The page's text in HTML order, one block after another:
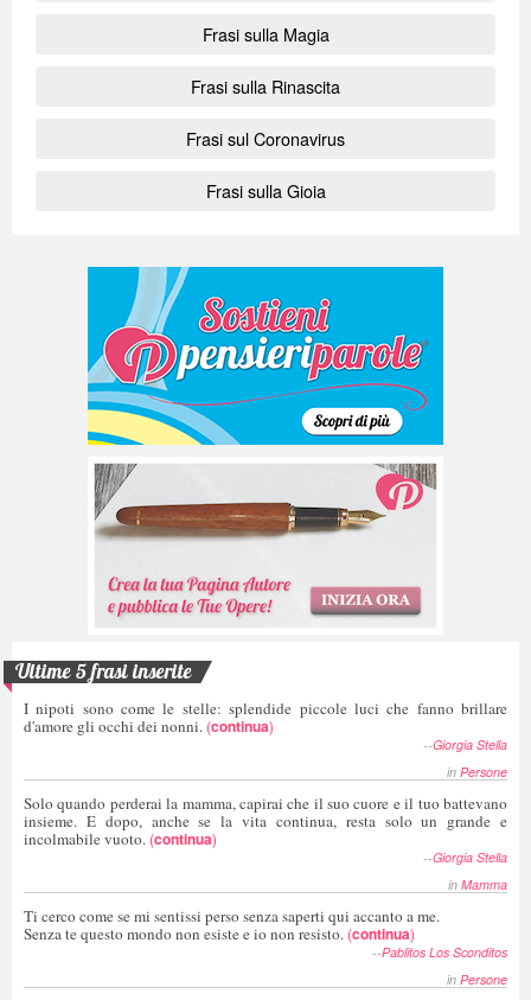
Frasi sulla Magia
Frasi sulla Rinascita
Frasi sul Coronavirus
Frasi sulla Gioia
Ultime 5 frasi inserite
I nipoti sono come le stelle: splendide piccole luci che fanno brillare
d'amore gli occhi dei nonni. (continua)
--Giorgia Stella
in Persone
Solo quando perderai la mamma, capirai che il suo cuore e il tuo battevano
insieme. E dopo, anche se la vita continua, resta solo un grande e
incolmabile vuoto. (continua)
--Giorgia Stella
in Mamma
Ti cerco come se mi sentissi perso senza saperti qui accanto a me.
Senza te questo mondo non esiste e io non resisto. (continua)
--Pablitos Los Sconditos
in Persone